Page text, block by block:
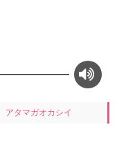
アタマガオカシイ